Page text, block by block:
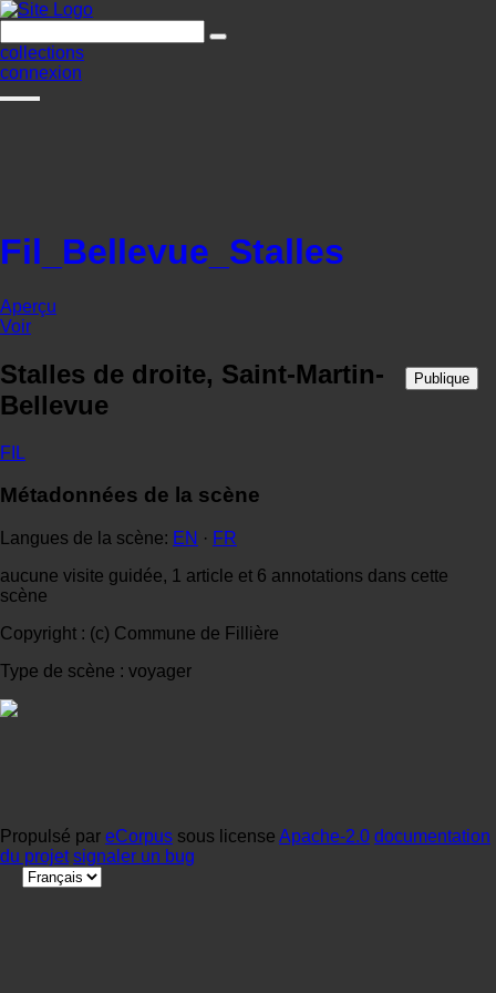
collections
connexion
Fil_Bellevue_Stalles
Aperçu
Voir
Stalles de droite, Saint-Martin-
Bellevue
Publique
FIL
Métadonnées de la scène
Langues de la scène: EN · FR
aucune visite guidée, 1 article et 6 annotations dans cette
scène
Copyright : (c) Commune de Fillière
Type de scène : voyager
Propulsé par eCorpus sous license Apache-2.0 documentation
du projet signaler un bug